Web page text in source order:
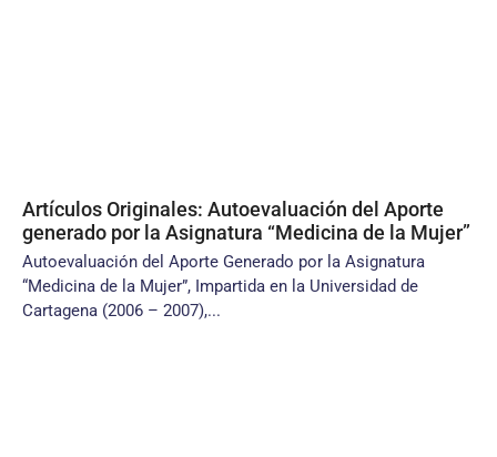
Artículos Originales: Autoevaluación del Aporte
generado por la Asignatura “Medicina de la Mujer”
Autoevaluación del Aporte Generado por la Asignatura
“Medicina de la Mujer”, Impartida en la Universidad de
Cartagena (2006 – 2007),...